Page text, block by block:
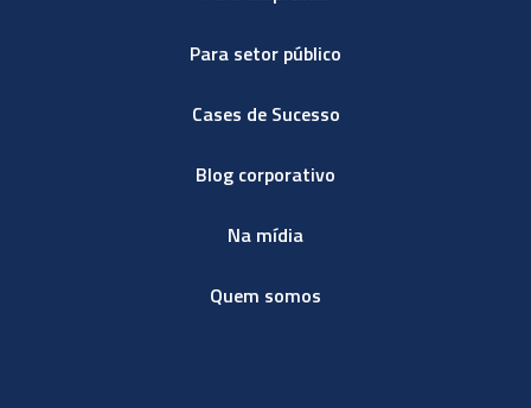
Para setor público
Cases de Sucesso
Blog corporativo
Na mídia
Quem somos